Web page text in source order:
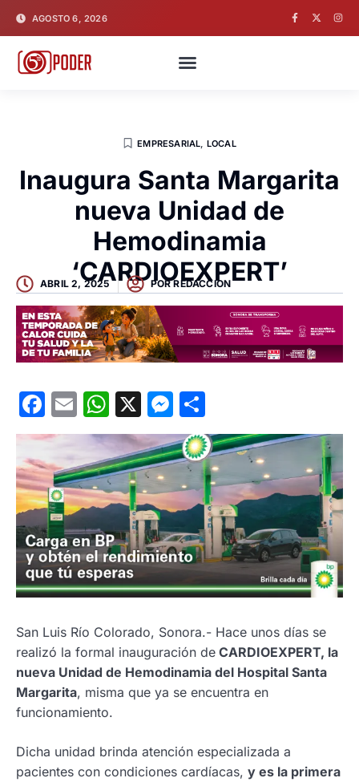
AGOSTO 6, 2026
EMPRESARIAL, LOCAL
Inaugura Santa Margarita
nueva Unidad de
Hemodinamia
‘CARDIOEXPERT’
ABRIL 2, 2025 PORREDACCION
Facebook
EmailWhatsApp
X Messenger
San Luis Río Colorado, Sonora.- Hace unos días se
realizó la formal inauguración de CARDIOEXPERT, la
nueva Unidad de Hemodinamia del Hospital Santa
Margarita, misma que ya se encuentra en
funcionamiento.
Dicha unidad brinda atención especializada a
pacientes con condiciones cardíacas, y es la primera